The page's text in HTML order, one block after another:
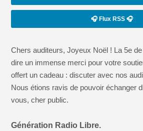
🎧 Flux RSS 🎧
Chers auditeurs, Joyeux Noël ! La 5e de
dire un immense merci pour votre
offert un cadeau : discuter avec nos
Nous étions ravis de pouvoir échanger
vous, cher public.
Génération Radio Libre.